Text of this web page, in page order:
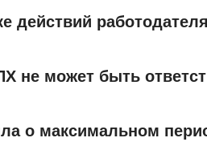
действий
не может быть
о максимальном